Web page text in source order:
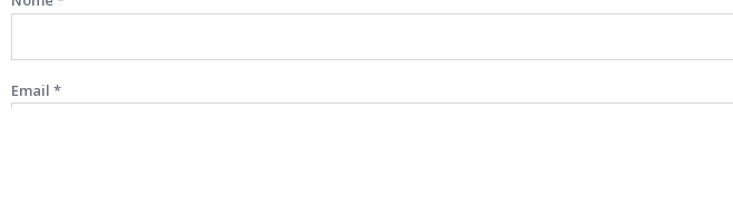
Email *